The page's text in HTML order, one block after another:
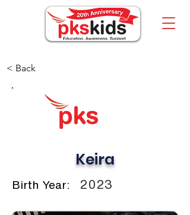
< Back
Keira
Birth Year: 2023